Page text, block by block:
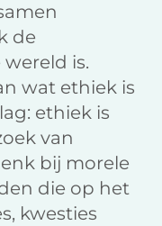
de
is.
wat ethiek is
ethiek is
van
bij morele
die op het
kwesties